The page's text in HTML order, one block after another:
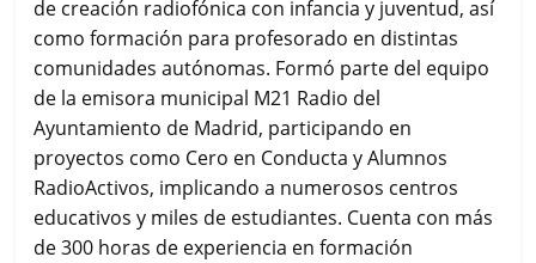
de creación radiofónica con infancia y juventud, así
como formación para profesorado en distintas
comunidades autónomas. Formó parte del equipo
de la emisora municipal M21 Radio del
Ayuntamiento de Madrid, participando en
proyectos como Cero en Conducta y Alumnos
RadioActivos, implicando a numerosos centros
educativos y miles de estudiantes. Cuenta con más
de 300 horas de experiencia en formación